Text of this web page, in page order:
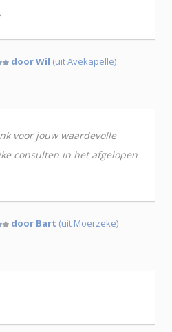
door Wil (uit Avekapelle)
voor jouw waardevolle
consulten in het afgelopen
door Bart (uit Moerzeke)